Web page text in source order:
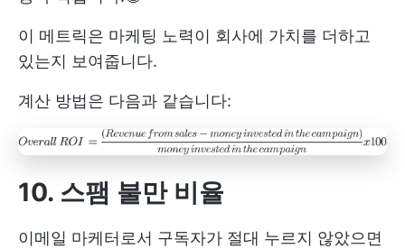
이 메트릭은 마케팅 노력이 회사에 가치를 더하고
있는지 보여줍니다.
계산 방법은 다음과 같습니다:
10. 스팸 불만 비율
이메일 마케터로서 구독자가 절대 누르지 않았으면